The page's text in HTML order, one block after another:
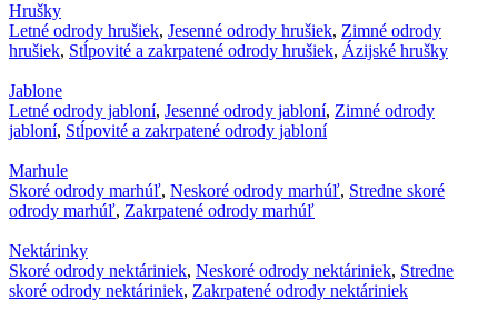
Hrušky
Letné odrody hrušiek, Jesenné odrody hrušiek, Zimné odrody
hrušiek, Stĺpovité a zakrpatené odrody hrušiek, Ázijské hrušky
Jablone
Letné odrody jabloní, Jesenné odrody jabloní, Zimné odrody
jabloní, Stĺpovité a zakrpatené odrody jabloní
Marhule
Skoré odrody marhúľ, Neskoré odrody marhúľ, Stredne skoré
odrody marhúľ, Zakrpatené odrody marhúľ
Nektárinky
Skoré odrody nektáriniek, Neskoré odrody nektáriniek, Stredne
skoré odrody nektáriniek, Zakrpatené odrody nektáriniek